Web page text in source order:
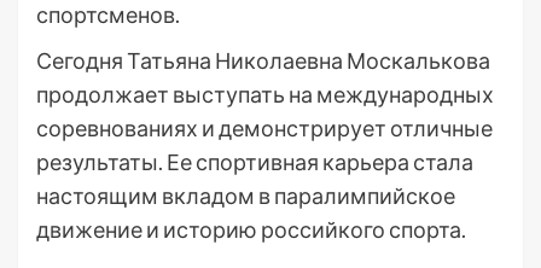
спортсменов.
Сегодня Татьяна Николаевна Москалькова
продолжает выступать на международных
соревнованиях и демонстрирует отличные
результаты. Ее спортивная карьера стала
настоящим вкладом в паралимпийское
движение и историю российкого спорта.